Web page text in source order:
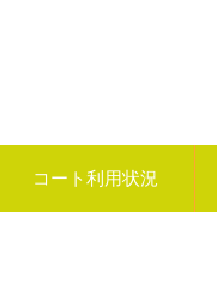
コート利用状況